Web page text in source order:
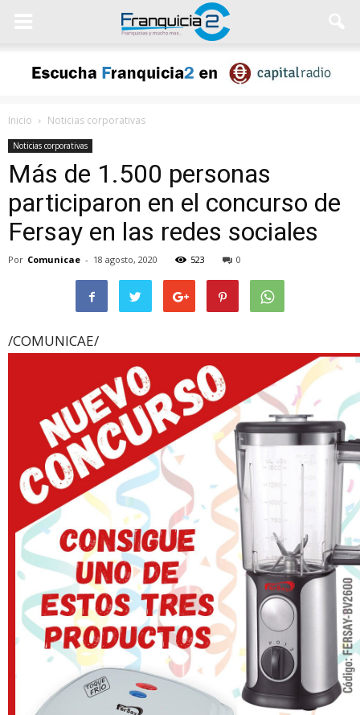
Inicio Noticias corporativas
Noticias corporativas
Más de 1.500 personas
participaron en el concurso de
Fersay en las redes sociales
Por Comunicae - 18 agosto, 2020 523 0
/COMUNICAE/